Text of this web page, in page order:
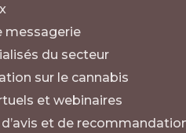
messagerie
du secteur
sur le cannabis
et webinaires
et de